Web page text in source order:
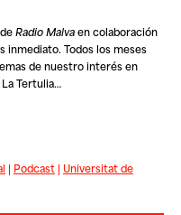
Radio Malvaen colaboración
inmediato. Todos los meses
de nuestro interés en
Tertulia…
| Podcast| Universitat de